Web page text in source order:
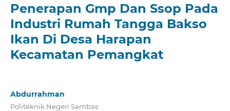
Penerapan Gmp Dan Ssop Pada
Industri Rumah Tangga Bakso
Ikan Di Desa Harapan
Kecamatan Pemangkat
Abdurrahman
Politeknik Negeri Sambas